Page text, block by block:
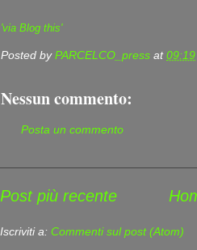
'via Blog this'
Posted byPARCELCO_press at09:19
Nessun commento:
Posta un commento
Post più recente
Iscriviti a: Commenti sul post (Atom)